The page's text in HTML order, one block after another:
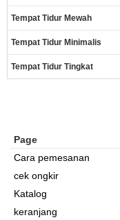
Tempat Tidur Mewah
Tempat Tidur Minimalis
Tempat Tidur Tingkat
Page
Cara pemesanan
cek ongkir
Katalog
keranjang